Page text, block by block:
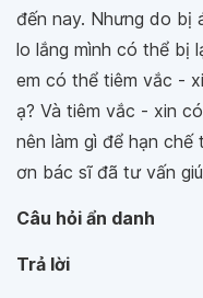
đến nay. Nhưng do bị
lo lắng mình có thể bị
em có thể tiêm vắc -
ạ? Và tiêm vắc - xin
nên làm gì để hạn chế
ơn bác sĩ đã tư vấn
Câu hỏi ẩn danh
Trả lời